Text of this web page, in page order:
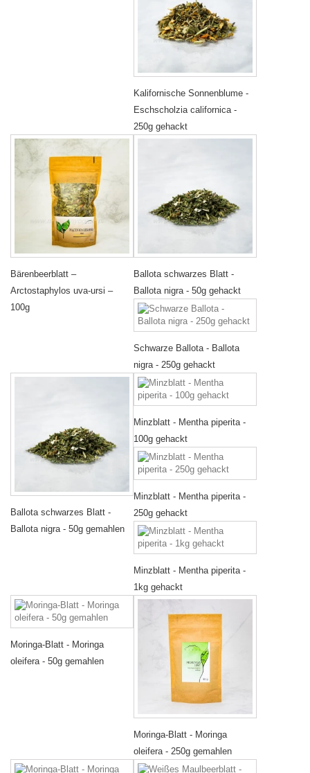
Kalifornische Sonnenblume -
Eschscholzia californica -
250g gehackt
Bärenbeerblatt –
Arctostaphylos uva-ursi –
100g
Ballota schwarzes Blatt -
Ballota nigra - 50g gehackt
Schwarze Ballota - Ballota
nigra - 250g gehackt
Ballota schwarzes Blatt -
Ballota nigra - 50g gemahlen
Minzblatt - Mentha piperita -
100g gehackt
Minzblatt - Mentha piperita -
250g gehackt
Minzblatt - Mentha piperita -
1kg gehackt
Moringa-Blatt - Moringa
oleifera - 50g gemahlen
Moringa-Blatt - Moringa
oleifera - 250g gemahlen